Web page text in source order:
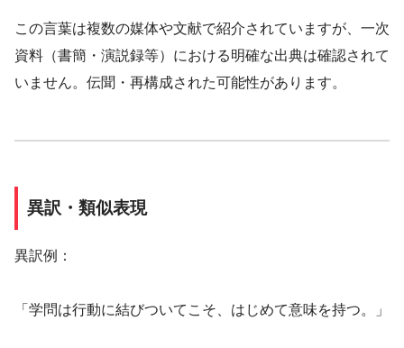
この言葉は複数の媒体や文献で紹介されていますが、一次
資料（書簡・演説録等）における明確な出典は確認されて
いません。伝聞・再構成された可能性があります。
異訳・類似表現
異訳例：
「学問は行動に結びついてこそ、はじめて意味を持つ。」